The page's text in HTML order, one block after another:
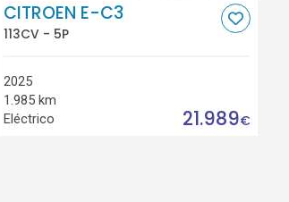
CITROEN E-C3
113CV - 5P
2025
1.985 km
Eléctrico
21.989€